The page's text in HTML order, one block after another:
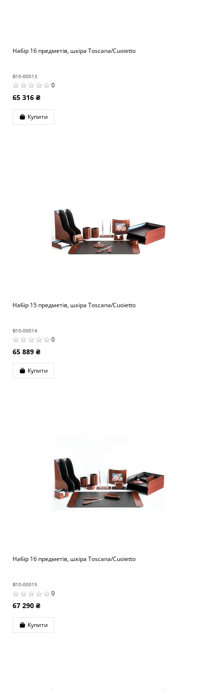
Набір 16 предметів, шкіра Toscana/Cuoietto
B10-00013
0
65 316 ₴
Купити
Набір 15 предметів, шкіра Toscana/Cuoietto
B10-00014
0
65 889 ₴
Купити
Набір 16 предметів, шкіра Toscana/Cuoietto
B10-00015
0
67 290 ₴
Купити